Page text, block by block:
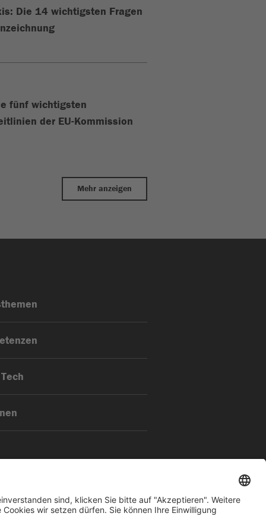
Die 14 wichtigsten Fragen
fünf wichtigsten
der EU-Kommission
Mehr anzeigen